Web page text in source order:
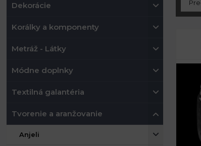
Dekorácie
Korálky a komponenty
Metráž - Látky
Módne doplnky
Textilná galantéria
Tvorenie a aranžovanie
Anjeli